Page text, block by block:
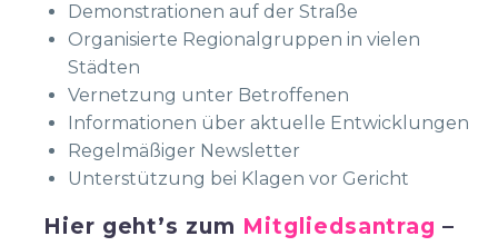
Demonstrationen auf der Straße
Organisierte Regionalgruppen in vielen
Städten
Vernetzung unter Betroffenen
Informationen über aktuelle Entwicklungen
Regelmäßiger Newsletter
Unterstützung bei Klagen vor Gericht
Hier geht’s zum Mitgliedsantrag –